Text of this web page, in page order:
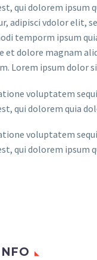
qui dolorem ipsum
adipisci vdolor elit,
temporm ipsum
et dolore magnam
Lorem ipsum dolor
voluptatem
qui dolorem quia
voluptatem
qui dolorem ipsum